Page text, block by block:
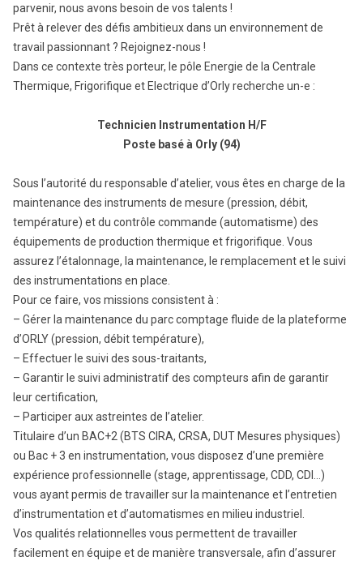
parvenir, nous avons besoin de vos talents !
Prêt à relever des défis ambitieux dans un environnement de
travail passionnant ? Rejoignez-nous !
Dans ce contexte très porteur, le pôle Energie de la Centrale
Thermique, Frigorifique et Electrique d’Orly recherche un-e :
Technicien Instrumentation H/F
Poste basé à Orly (94)
Sous l’autorité du responsable d’atelier, vous êtes en charge de la
maintenance des instruments de mesure (pression, débit,
température) et du contrôle commande (automatisme) des
équipements de production thermique et frigorifique. Vous
assurez l’étalonnage, la maintenance, le remplacement et le suivi
des instrumentations en place.
Pour ce faire, vos missions consistent à :
– Gérer la maintenance du parc comptage fluide de la plateforme
d’ORLY (pression, débit température),
– Effectuer le suivi des sous-traitants,
– Garantir le suivi administratif des compteurs afin de garantir
leur certification,
– Participer aux astreintes de l’atelier.
Titulaire d’un BAC+2 (BTS CIRA, CRSA, DUT Mesures physiques)
ou Bac + 3 en instrumentation, vous disposez d’une première
expérience professionnelle (stage, apprentissage, CDD, CDI…)
vous ayant permis de travailler sur la maintenance et l’entretien
d’instrumentation et d’automatismes en milieu industriel.
Vos qualités relationnelles vous permettent de travailler
facilement en équipe et de manière transversale, afin d’assurer